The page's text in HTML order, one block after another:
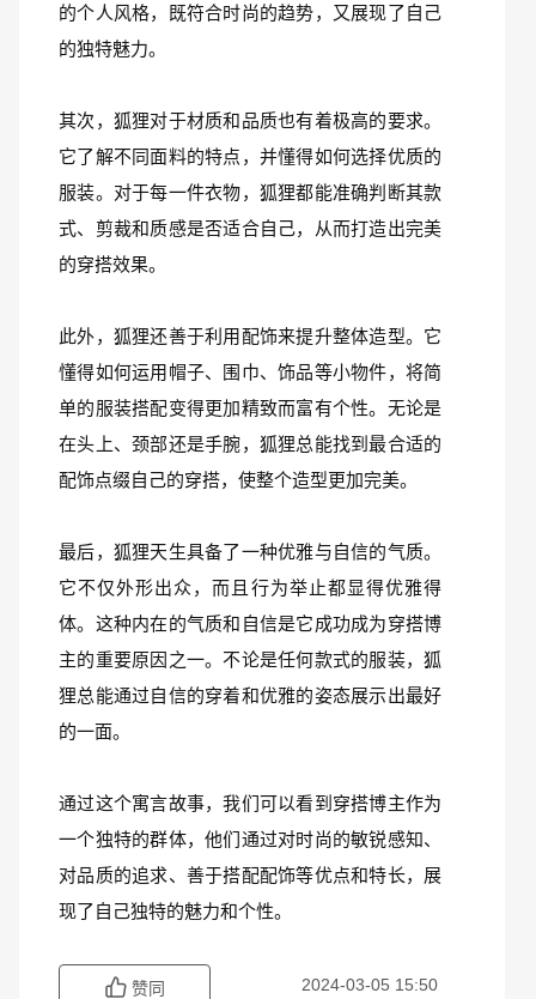
的个人风格，既符合时尚的趋势，又展现了自己
的独特魅力。
其次，狐狸对于材质和品质也有着极高的要求。
它了解不同面料的特点，并懂得如何选择优质的
服装。对于每一件衣物，狐狸都能准确判断其款
式、剪裁和质感是否适合自己，从而打造出完美
的穿搭效果。
此外，狐狸还善于利用配饰来提升整体造型。它
懂得如何运用帽子、围巾、饰品等小物件，将简
单的服装搭配变得更加精致而富有个性。无论是
在头上、颈部还是手腕，狐狸总能找到最合适的
配饰点缀自己的穿搭，使整个造型更加完美。
最后，狐狸天生具备了一种优雅与自信的气质。
它不仅外形出众，而且行为举止都显得优雅得
体。这种内在的气质和自信是它成功成为穿搭博
主的重要原因之一。不论是任何款式的服装，狐
狸总能通过自信的穿着和优雅的姿态展示出最好
的一面。
通过这个寓言故事，我们可以看到穿搭博主作为
一个独特的群体，他们通过对时尚的敏锐感知、
对品质的追求、善于搭配配饰等优点和特长，展
现了自己独特的魅力和个性。
赞同 2024-03-05 15:50